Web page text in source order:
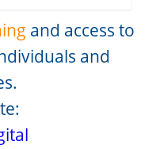
and access to
and